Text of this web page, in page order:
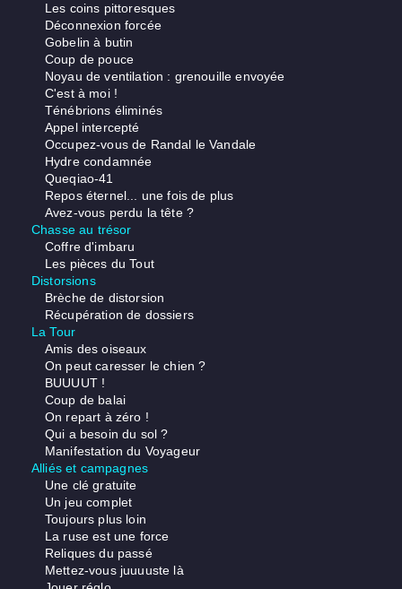
Les coins pittoresques
Déconnexion forcée
Gobelin à butin
Coup de pouce
Noyau de ventilation : grenouille envoyée
C'est à moi !
Ténébrions éliminés
Appel intercepté
Occupez-vous de Randal le Vandale
Hydre condamnée
Queqiao-41
Repos éternel... une fois de plus
Avez-vous perdu la tête ?
Chasse au trésor
Coffre d'imbaru
Les pièces du Tout
Distorsions
Brèche de distorsion
Récupération de dossiers
La Tour
Amis des oiseaux
On peut caresser le chien ?
BUUUUT !
Coup de balai
On repart à zéro !
Qui a besoin du sol ?
Manifestation du Voyageur
Alliés et campagnes
Une clé gratuite
Un jeu complet
Toujours plus loin
La ruse est une force
Reliques du passé
Mettez-vous juuuuste là